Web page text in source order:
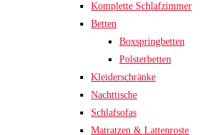
Komplette Schlafzimmer
Betten
Boxspringbetten
Polsterbetten
Kleiderschränke
Nachttische
Schlafsofas
Matratzen & Lattenroste